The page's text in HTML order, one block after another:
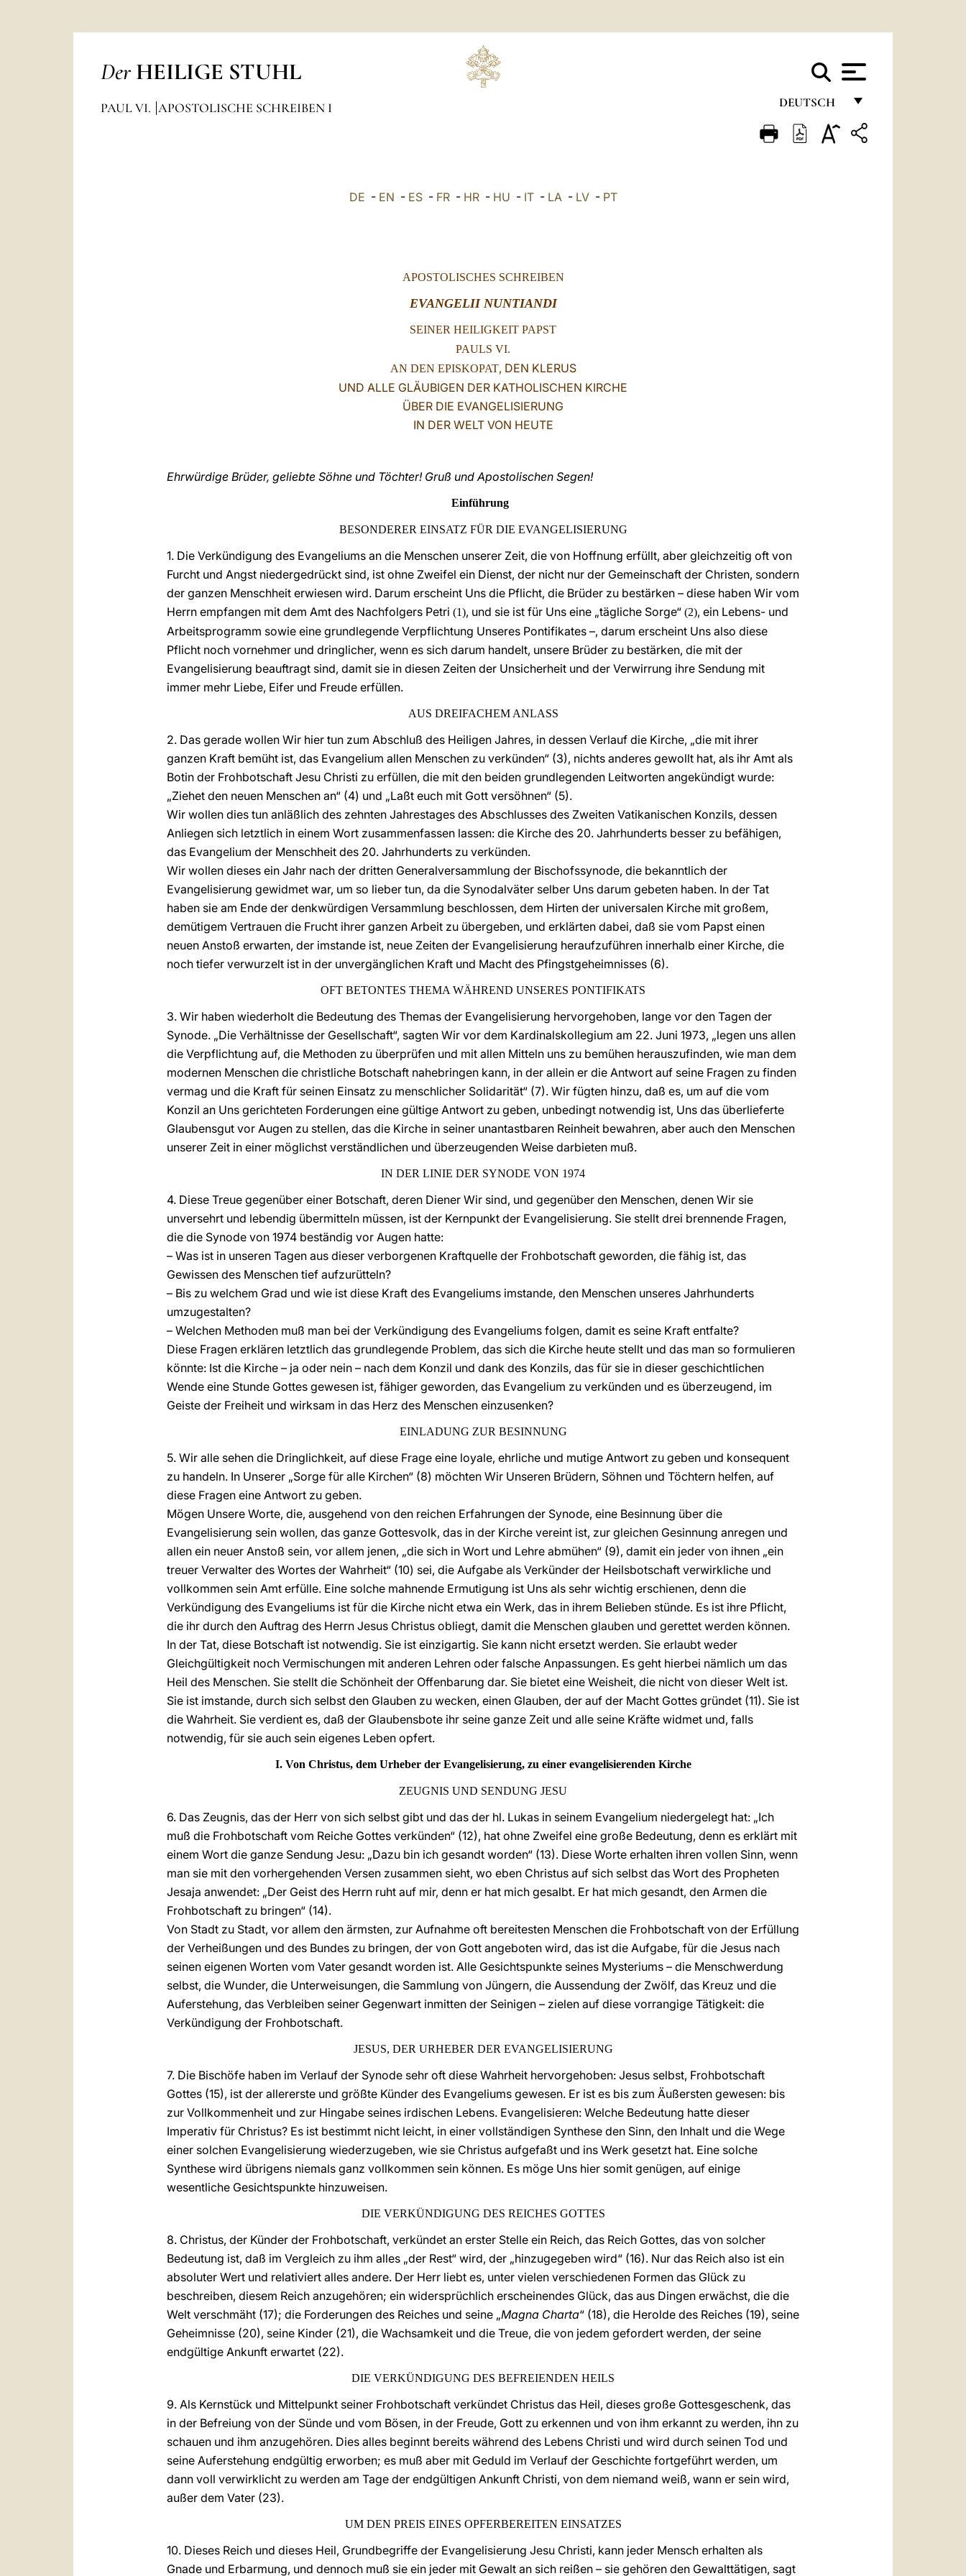
Der HEILIGE STUHL
DEUTSCH
FRANÇAIS
PAUL VI. APOSTOLISCHE SCHREIBEN I
DE - EN - ES- FR- HR- HU - IT- LA- LV- PT
APOSTOLISCHES SCHREIBEN
EVANGELII NUNTIANDI
SEINER HEILIGKEIT PAPST
PAULS VI.
AN DEN EPISKOPAT, DEN KLERUS
UND ALLE GLÄUBIGEN DER KATHOLISCHEN KIRCHE
ÜBER DIE EVANGELISIERUNG
IN DER WELT VON HEUTE
Ehrwürdige Brüder, geliebte Söhne und Töchter! Gruß und Apostolischen Segen!
Einführung
BESONDERER EINSATZ FÜR DIE EVANGELISIERUNG
1. Die Verkündigung des Evangeliums an die Menschen unserer Zeit, die von Hoffnung erfüllt, aber gleichzeitig oft von
Furcht und Angst niedergedrückt sind, ist ohne Zweifel ein Dienst, der nicht nur der Gemeinschaft der Christen, sondern
der ganzen Menschheit erwiesen wird. Darum erscheint Uns die Pflicht, die Brüder zu bestärken – diese haben Wir vom
Herrn empfangen mit dem Amt des Nachfolgers Petri (1), und sie ist für Uns eine „tägliche Sorge“ (2), ein Lebens- und
Arbeitsprogramm sowie eine grundlegende Verpflichtung Unseres Pontifikates –, darum erscheint Uns also diese
Pflicht noch vornehmer und dringlicher, wenn es sich darum handelt, unsere Brüder zu bestärken, die mit der
Evangelisierung beauftragt sind, damit sie in diesen Zeiten der Unsicherheit und der Verwirrung ihre Sendung mit
immer mehr Liebe, Eifer und Freude erfüllen.
AUS DREIFACHEM ANLASS
2. Das gerade wollen Wir hier tun zum Abschluß des Heiligen Jahres, in dessen Verlauf die Kirche, „die mit ihrer
ganzen Kraft bemüht ist, das Evangelium allen Menschen zu verkünden“ (3), nichts anderes gewollt hat, als ihr Amt als
Botin der Frohbotschaft Jesu Christi zu erfüllen, die mit den beiden grundlegenden Leitworten angekündigt wurde:
„Ziehet den neuen Menschen an“ (4) und „Laßt euch mit Gott versöhnen“ (5).
Wir wollen dies tun anläßlich des zehnten Jahrestages des Abschlusses des Zweiten Vatikanischen Konzils, dessen
Anliegen sich letztlich in einem Wort zusammenfassen lassen: die Kirche des 20. Jahrhunderts besser zu befähigen,
das Evangelium der Menschheit des 20. Jahrhunderts zu verkünden.
Wir wollen dieses ein Jahr nach der dritten Generalversammlung der Bischofssynode, die bekanntlich der
Evangelisierung gewidmet war, um so lieber tun, da die Synodalväter selber Uns darum gebeten haben. In der Tat
haben sie am Ende der denkwürdigen Versammlung beschlossen, dem Hirten der universalen Kirche mit großem,
demütigem Vertrauen die Frucht ihrer ganzen Arbeit zu übergeben, und erklärten dabei, daß sie vom Papst einen
neuen Anstoß erwarten, der imstande ist, neue Zeiten der Evangelisierung heraufzuführen innerhalb einer Kirche, die
noch tiefer verwurzelt ist in der unvergänglichen Kraft und Macht des Pfingstgeheimnisses (6).
OFT BETONTES THEMA WÄHREND UNSERES PONTIFIKATS
3. Wir haben wiederholt die Bedeutung des Themas der Evangelisierung hervorgehoben, lange vor den Tagen der
Synode. „Die Verhältnisse der Gesellschaft“, sagten Wir vor dem Kardinalskollegium am 22. Juni 1973, „legen uns allen
die Verpflichtung auf, die Methoden zu überprüfen und mit allen Mitteln uns zu bemühen herauszufinden, wie man dem
modernen Menschen die christliche Botschaft nahebringen kann, in der allein er die Antwort auf seine Fragen zu finden
vermag und die Kraft für seinen Einsatz zu menschlicher Solidarität“ (7). Wir fügten hinzu, daß es, um auf die vom
Konzil an Uns gerichteten Forderungen eine gültige Antwort zu geben, unbedingt notwendig ist, Uns das überlieferte
Glaubensgut vor Augen zu stellen, das die Kirche in seiner unantastbaren Reinheit bewahren, aber auch den Menschen
unserer Zeit in einer möglichst verständlichen und überzeugenden Weise darbieten muß.
IN DER LINIE DER SYNODE VON 1974
4. Diese Treue gegenüber einer Botschaft, deren Diener Wir sind, und gegenüber den Menschen, denen Wir sie
unversehrt und lebendig übermitteln müssen, ist der Kernpunkt der Evangelisierung. Sie stellt drei brennende Fragen,
die die Synode von 1974 beständig vor Augen hatte:
– Was ist in unseren Tagen aus dieser verborgenen Kraftquelle der Frohbotschaft geworden, die fähig ist, das
Gewissen des Menschen tief aufzurütteln?
– Bis zu welchem Grad und wie ist diese Kraft des Evangeliums imstande, den Menschen unseres Jahrhunderts
umzugestalten?
– Welchen Methoden muß man bei der Verkündigung des Evangeliums folgen, damit es seine Kraft entfalte?
Diese Fragen erklären letztlich das grundlegende Problem, das sich die Kirche heute stellt und das man so formulieren
könnte: Ist die Kirche – ja oder nein – nach dem Konzil und dank des Konzils, das für sie in dieser geschichtlichen
Wende eine Stunde Gottes gewesen ist, fähiger geworden, das Evangelium zu verkünden und es überzeugend, im
Geiste der Freiheit und wirksam in das Herz des Menschen einzusenken?
EINLADUNG ZUR BESINNUNG
5. Wir alle sehen die Dringlichkeit, auf diese Frage eine loyale, ehrliche und mutige Antwort zu geben und konsequent
zu handeln. In Unserer „Sorge für alle Kirchen“ (8) möchten Wir Unseren Brüdern, Söhnen und Töchtern helfen, auf
diese Fragen eine Antwort zu geben.
Mögen Unsere Worte, die, ausgehend von den reichen Erfahrungen der Synode, eine Besinnung über die
Evangelisierung sein wollen, das ganze Gottesvolk, das in der Kirche vereint ist, zur gleichen Gesinnung anregen und
allen ein neuer Anstoß sein, vor allem jenen, „die sich in Wort und Lehre abmühen“ (9), damit ein jeder von ihnen „ein
treuer Verwalter des Wortes der Wahrheit“ (10) sei, die Aufgabe als Verkünder der Heilsbotschaft verwirkliche und
vollkommen sein Amt erfülle. Eine solche mahnende Ermutigung ist Uns als sehr wichtig erschienen, denn die
Verkündigung des Evangeliums ist für die Kirche nicht etwa ein Werk, das in ihrem Belieben stünde. Es ist ihre Pflicht,
die ihr durch den Auftrag des Herrn Jesus Christus obliegt, damit die Menschen glauben und gerettet werden können.
In der Tat, diese Botschaft ist notwendig. Sie ist einzigartig. Sie kann nicht ersetzt werden. Sie erlaubt weder
Gleichgültigkeit noch Vermischungen mit anderen Lehren oder falsche Anpassungen. Es geht hierbei nämlich um das
Heil des Menschen. Sie stellt die Schönheit der Offenbarung dar. Sie bietet eine Weisheit, die nicht von dieser Welt ist.
Sie ist imstande, durch sich selbst den Glauben zu wecken, einen Glauben, der auf der Macht Gottes gründet (11). Sie ist
die Wahrheit. Sie verdient es, daß der Glaubensbote ihr seine ganze Zeit und alle seine Kräfte widmet und, falls
notwendig, für sie auch sein eigenes Leben opfert.
I. Von Christus, dem Urheber der Evangelisierung, zu einer evangelisierenden Kirche
ZEUGNIS UND SENDUNG JESU
6. Das Zeugnis, das der Herr von sich selbst gibt und das der hl. Lukas in seinem Evangelium niedergelegt hat: „Ich
muß die Frohbotschaft vom Reiche Gottes verkünden“ (12), hat ohne Zweifel eine große Bedeutung, denn es erklärt mit
einem Wort die ganze Sendung Jesu: „Dazu bin ich gesandt worden“ (13). Diese Worte erhalten ihren vollen Sinn, wenn
man sie mit den vorhergehenden Versen zusammen sieht, wo eben Christus auf sich selbst das Wort des Propheten
Jesaja anwendet: „Der Geist des Herrn ruht auf mir, denn er hat mich gesalbt. Er hat mich gesandt, den Armen die
Frohbotschaft zu bringen“ (14).
Von Stadt zu Stadt, vor allem den ärmsten, zur Aufnahme oft bereitesten Menschen die Frohbotschaft von der Erfüllung
der Verheißungen und des Bundes zu bringen, der von Gott angeboten wird, das ist die Aufgabe, für die Jesus nach
seinen eigenen Worten vom Vater gesandt worden ist. Alle Gesichtspunkte seines Mysteriums – die Menschwerdung
selbst, die Wunder, die Unterweisungen, die Sammlung von Jüngern, die Aussendung der Zwölf, das Kreuz und die
Auferstehung, das Verbleiben seiner Gegenwart inmitten der Seinigen – zielen auf diese vorrangige Tätigkeit: die
Verkündigung der Frohbotschaft.
JESUS, DER URHEBER DER EVANGELISIERUNG
7. Die Bischöfe haben im Verlauf der Synode sehr oft diese Wahrheit hervorgehoben: Jesus selbst, Frohbotschaft
Gottes (15), ist der allererste und größte Künder des Evangeliums gewesen. Er ist es bis zum Äußersten gewesen: bis
zur Vollkommenheit und zur Hingabe seines irdischen Lebens. Evangelisieren: Welche Bedeutung hatte dieser
Imperativ für Christus? Es ist bestimmt nicht leicht, in einer vollständigen Synthese den Sinn, den Inhalt und die Wege
einer solchen Evangelisierung wiederzugeben, wie sie Christus aufgefaßt und ins Werk gesetzt hat. Eine solche
Synthese wird übrigens niemals ganz vollkommen sein können. Es möge Uns hier somit genügen, auf einige
wesentliche Gesichtspunkte hinzuweisen.
DIE VERKÜNDIGUNG DES REICHES GOTTES
8. Christus, der Künder der Frohbotschaft, verkündet an erster Stelle ein Reich, das Reich Gottes, das von solcher
Bedeutung ist, daß im Vergleich zu ihm alles „der Rest“ wird, der „hinzugegeben wird“ (16). Nur das Reich also ist ein
absoluter Wert und relativiert alles andere. Der Herr liebt es, unter vielen verschiedenen Formen das Glück zu
beschreiben, diesem Reich anzugehören; ein widersprüchlich erscheinendes Glück, das aus Dingen erwächst, die die
Welt verschmäht (17); die Forderungen des Reiches und seine „Magna Charta“ (18), die Herolde des Reiches (19), seine
Geheimnisse (20), seine Kinder (21), die Wachsamkeit und die Treue, die von jedem gefordert werden, der seine
endgültige Ankunft erwartet (22).
DIE VERKÜNDIGUNG DES BEFREIENDEN HEILS
9. Als Kernstück und Mittelpunkt seiner Frohbotschaft verkündet Christus das Heil, dieses große Gottesgeschenk, das
in der Befreiung von der Sünde und vom Bösen, in der Freude, Gott zu erkennen und von ihm erkannt zu werden, ihn zu
schauen und ihm anzugehören. Dies alles beginnt bereits während des Lebens Christi und wird durch seinen Tod und
seine Auferstehung endgültig erworben; es muß aber mit Geduld im Verlauf der Geschichte fortgeführt werden, um
dann voll verwirklicht zu werden am Tage der endgültigen Ankunft Christi, von dem niemand weiß, wann er sein wird,
außer dem Vater (23).
UM DEN PREIS EINES OPFERBEREITEN EINSATZES
10. Dieses Reich und dieses Heil, Grundbegriffe der Evangelisierung Jesu Christi, kann jeder Mensch erhalten als
Gnade und Erbarmung, und dennoch muß sie ein jeder mit Gewalt an sich reißen – sie gehören den Gewalttätigen, sagt